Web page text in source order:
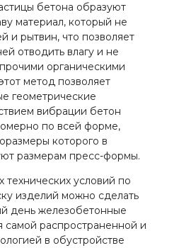
бетона образуют
материал, который не
и рытвин, что позволяет
отводить влагу и не
органическими
метод позволяет
геометрические
вибрации бетон
по всей форме,
которого в
размерам пресс-формы.
условий по
изделий можно сделать
день железобетонные
самой распространенной и
в обустройстве